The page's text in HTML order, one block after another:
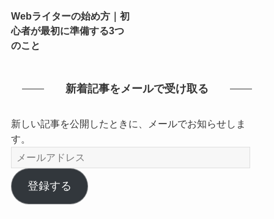
Webライターの始め方｜初
心者が最初に準備する3つ
のこと
新着記事をメールで受け取る
新しい記事を公開したときに、メールでお知らせしま
す。
メ
ー
ル
ア
登録する